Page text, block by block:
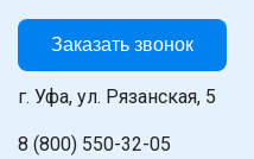
Заказать звонок
г. Уфа, ул. Рязанская, 5
8 (800) 550-32-05